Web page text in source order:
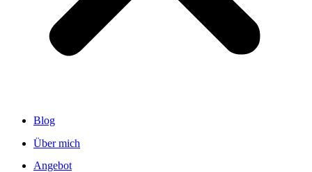
Blog
Über mich
Angebot